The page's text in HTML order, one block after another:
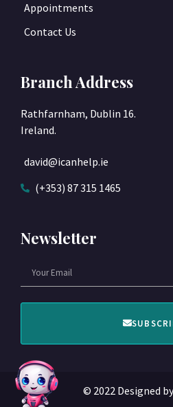
Appointments
Contact Us
Branch Address
Rathfarnham, Dublin 16.
Ireland.
david@icanhelp.ie
(+353) 87 315 1465
Newsletter
© 2022 Designed